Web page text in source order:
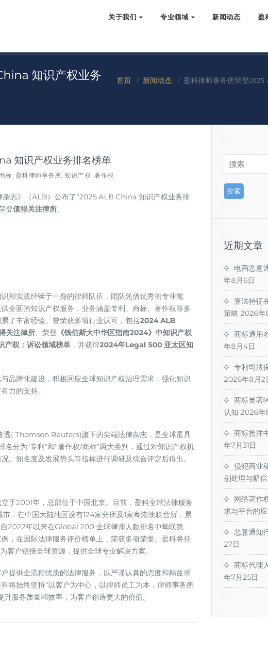
关于我们 专业领域 新闻动态 盈
知识产权业务
首页 / 新闻动态 / 盈科律师事务所荣登2025
知识产权业务排名榜单
标 , 盈科律师事务所, 知识产权 , 著作权
志》（ALB）公布了“2025 ALB China 知识产权业务排
登值得关注律所。
和实践经验于一身的律师队伍，团队凭借优秀的专业能
全面的知识产权服务，业务涵盖专利、商标、著作权等多
了丰富经验。曾荣获多项行业认可，包括2024 ALB
关注律所、荣登 《钱伯斯大中华区指南2024》中知识产权
产权：诉讼领域榜单 ，并获得2024年Legal 500 亚太区知
品牌化建设，积极回应全球知识产权治理需求，强化知识
力的支持。
( Thomson Reuters)旗下的尖端法律杂志，是全球最具
分为“专利”和“著作权/商标”两大类别，通过对知识产权机
、知名度及发展势头等指标进行调研及综合评定后得出。
于2001年，总部位于中国北京。目前，盈科全球法律服务
，在中国大陆地区设有124家分所及1家粤港澳联营所，累
2022年以来在Global 200 全球律师人数排名中蝉联第
，在国际法律服务评价榜单上，荣获多项荣誉。盈科将持
客户链接全球资源，提供全球专业解决方案。
提供全流程优质的法律服务，以严谨认真的态度和精益求
将始终坚持“以客户为中心，以律师员工为本，律师事务所
服务质量和效率，为客户创造更大的价值。
近期文章
电商恶意
年8月6日
算法特征
策略 2026年
商标通用
年8月4日
专利司法
2026年8月2
商标显著
认知 2026年
商标抢注
年7月31日
侵犯商业
别处理与赔
网络著作
求与平台的
恶意通知
27日
商标代理
年7月25日